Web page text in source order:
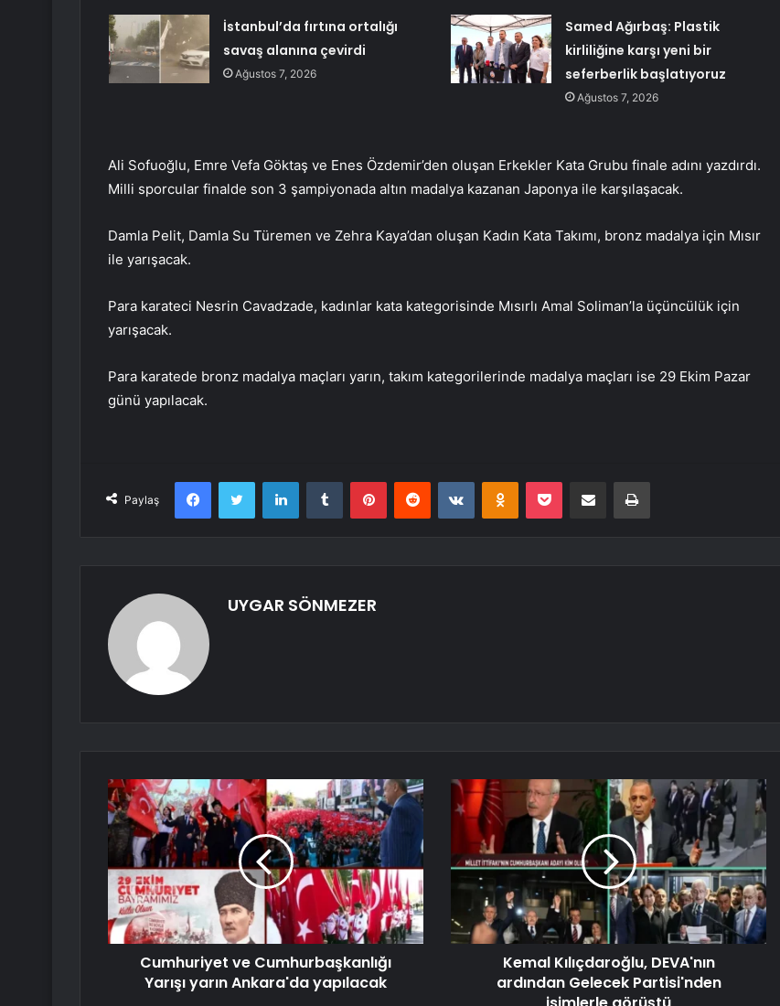
İstanbul’da fırtına ortalığı
savaş alanına çevirdi
Ağustos 7, 2026
Samed Ağırbaş: Plastik
kirliliğine karşı yeni bir
seferberlik başlatıyoruz
Ağustos 7, 2026
Ali Sofuoğlu, Emre Vefa Göktaş ve Enes Özdemir’den oluşan Erkekler Kata Grubu finale adını yazdırdı.
Milli sporcular finalde son 3 şampiyonada altın madalya kazanan Japonya ile karşılaşacak.
Damla Pelit, Damla Su Türemen ve Zehra Kaya’dan oluşan Kadın Kata Takımı, bronz madalya için Mısır
ile yarışacak.
Para karateci Nesrin Cavadzade, kadınlar kata kategorisinde Mısırlı Amal Soliman’la üçüncülük için
yarışacak.
Para karatede bronz madalya maçları yarın, takım kategorilerinde madalya maçları ise 29 Ekim Pazar
günü yapılacak.
Paylaş
FacebookTwitter LinkedInTumblr PinterestReddit VKontakteOdnoklassniki
Pocket E-Posta ile paylaş Yazdır
UYGAR SÖNMEZER
Cumhuriyet ve Cumhurbaşkanlığı
Yarışı yarın Ankara'da yapılacak
Kemal Kılıçdaroğlu, DEVA'nın
ardından Gelecek Partisi'nden